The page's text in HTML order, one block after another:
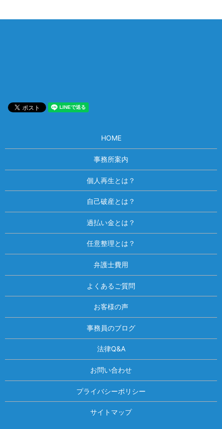
HOME
事務所案内
個人再生とは？
自己破産とは？
過払い金とは？
任意整理とは？
弁護士費用
よくあるご質問
お客様の声
事務員のブログ
法律Q&A
お問い合わせ
プライバシーポリシー
サイトマップ